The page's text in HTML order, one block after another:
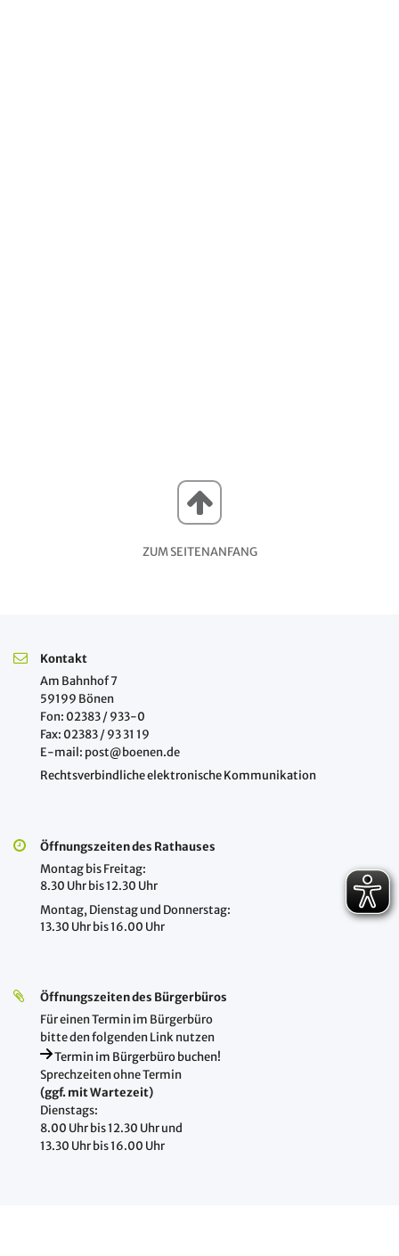
ZUM SEITENANFANG
Kontakt
Am Bahnhof 7
59199 Bönen
Fon: 02383 / 933-0
Fax: 02383 / 93 31 19
E-mail: post@boenen.de
Rechtsverbindliche elektronische Kommunikation
Öffnungszeiten des Rathauses
Montag bis Freitag:
8.30 Uhr bis 12.30 Uhr
Montag, Dienstag und Donnerstag:
13.30 Uhr bis 16.00 Uhr
Öffnungszeiten des Bürgerbüros
Für einen Termin im Bürgerbüro
bitte den folgenden Link nutzen
Termin im Bürgerbüro buchen!
Sprechzeiten ohne Termin
(ggf. mit Wartezeit)
Dienstags:
8.00 Uhr bis 12.30 Uhr und
13.30 Uhr bis 16.00 Uhr